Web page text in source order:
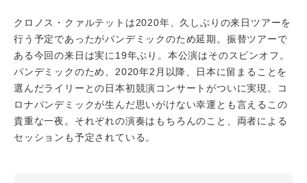
クロノス・クァルテットは2020年、久しぶりの来日ツアーを
行う予定であったがパンデミックのため延期。振替ツアーで
ある今回の来日は実に19年ぶり。本公演はそのスピンオフ。
パンデミックのため、2020年2月以降、日本に留まることを
選んだライリーとの日本初競演コンサートがついに実現。コ
ロナパンデミックが生んだ思いがけない幸運とも言えるこの
貴重な一夜。それぞれの演奏はもちろんのこと、両者による
セッションも予定されている。